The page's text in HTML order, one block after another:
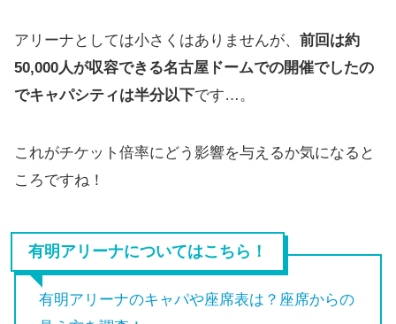
アリーナとしては小さくはありませんが、 前回は約
50,000人が収容できる名古屋ドームでの開催でしたの
でキャパシティは半分以下です…。
これがチケット倍率にどう影響を与えるか気になると
ころですね！
有明アリーナについてはこちら！
有明アリーナのキャパや座席表は？座席からの